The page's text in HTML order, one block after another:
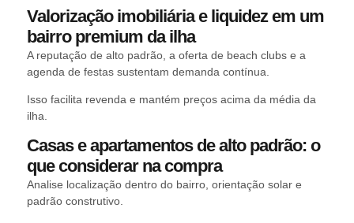
Valorização imobiliária e liquidez em um
bairro premium da ilha
A reputação de alto padrão, a oferta de beach clubs e a
agenda de festas sustentam demanda contínua.
Isso facilita revenda e mantém preços acima da média da
ilha.
Casas e apartamentos de alto padrão: o
que considerar na compra
Analise localização dentro do bairro, orientação solar e
padrão construtivo.